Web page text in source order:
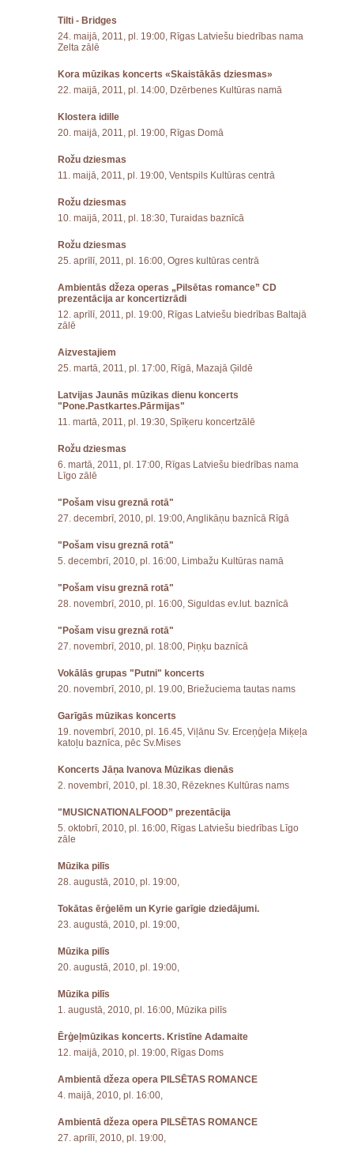
Tilti - Bridges
24. maijā, 2011, pl. 19:00, Rīgas Latviešu biedrības nama
Zelta zālē
Kora mūzikas koncerts «Skaistākās dziesmas»
22. maijā, 2011, pl. 14:00, Dzērbenes Kultūras namā
Klostera idille
20. maijā, 2011, pl. 19:00, Rīgas Domā
Rožu dziesmas
11. maijā, 2011, pl. 19:00, Ventspils Kultūras centrā
Rožu dziesmas
10. maijā, 2011, pl. 18:30, Turaidas baznīcā
Rožu dziesmas
25. aprīlī, 2011, pl. 16:00, Ogres kultūras centrā
Ambientās džeza operas „Pilsētas romance” CD
prezentācija ar koncertizrādi
12. aprīlī, 2011, pl. 19:00, Rīgas Latviešu biedrības Baltajā
zālē
Aizvestajiem
25. martā, 2011, pl. 17:00, Rīgā, Mazajā Ģildē
Latvijas Jaunās mūzikas dienu koncerts
"Pone.Pastkartes.Pārmijas"
11. martā, 2011, pl. 19:30, Spīķeru koncertzālē
Rožu dziesmas
6. martā, 2011, pl. 17:00, Rīgas Latviešu biedrības nama
Līgo zālē
"Pošam visu greznā rotā"
27. decembrī, 2010, pl. 19:00, Anglikāņu baznīcā Rīgā
"Pošam visu greznā rotā"
5. decembrī, 2010, pl. 16:00, Limbažu Kultūras namā
"Pošam visu greznā rotā"
28. novembrī, 2010, pl. 16:00, Siguldas ev.lut. baznīcā
"Pošam visu greznā rotā"
27. novembrī, 2010, pl. 18:00, Piņķu baznīcā
Vokālās grupas "Putni" koncerts
20. novembrī, 2010, pl. 19.00, Briežuciema tautas nams
Garīgās mūzikas koncerts
19. novembrī, 2010, pl. 16.45, Viļānu Sv. Erceņģeļa Miķeļa
katoļu baznīca, pēc Sv.Mises
Koncerts Jāņa Ivanova Mūzikas dienās
2. novembrī, 2010, pl. 18.30, Rēzeknes Kultūras nams
"MUSICNATIONALFOOD” prezentācija
5. oktobrī, 2010, pl. 16:00, Rīgas Latviešu biedrības Līgo
zāle
Mūzika pilīs
28. augustā, 2010, pl. 19:00,
Tokātas ērģelēm un Kyrie garīgie dziedājumi.
23. augustā, 2010, pl. 19:00,
Mūzika pilīs
20. augustā, 2010, pl. 19:00,
Mūzika pilīs
1. augustā, 2010, pl. 16:00, Mūzika pilīs
Ērģeļmūzikas koncerts. Kristīne Adamaite
12. maijā, 2010, pl. 19:00, Rīgas Doms
Ambientā džeza opera PILSĒTAS ROMANCE
4. maijā, 2010, pl. 16:00,
Ambientā džeza opera PILSĒTAS ROMANCE
27. aprīlī, 2010, pl. 19:00,